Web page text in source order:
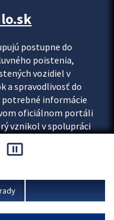
postupne do
poistenia,
vozidiel v
a spravodlivosť do
potrebné informácie
oficiálnom portáli
vznikol v spolupráci
vnútra SR.
pause_presentation